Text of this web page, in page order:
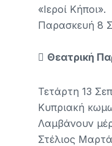
«Ιεροί Κήποι».
Παρασκευή 8
 Θεατρική
Τετάρτη 13
Κυπριακή
Λαμβάνουν
Στέλιος